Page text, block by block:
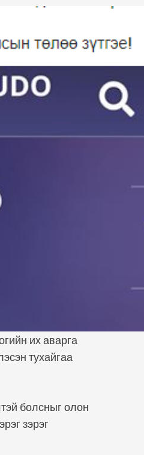
өөрийн улсын
гайхам сайхныг
бэлэглэв~ Алдарт
их аварга
тухайгаа
болсныг олон
зэрэг